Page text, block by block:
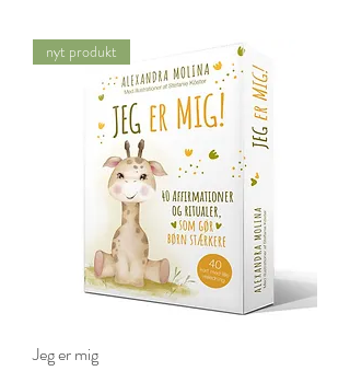
nyt produkt
Jeg er mig